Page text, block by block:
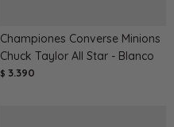
Championes Converse Minions
Chuck Taylor All Star - Blanco
$ 3.390